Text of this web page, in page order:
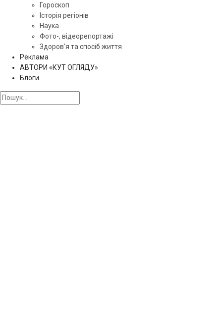
Гороскоп
Історія регіонів
Наука
Фото-, відеорепортажі
Здоров’я та спосіб життя
Реклама
АВТОРИ «КУТ ОГЛЯДУ»
Блоги